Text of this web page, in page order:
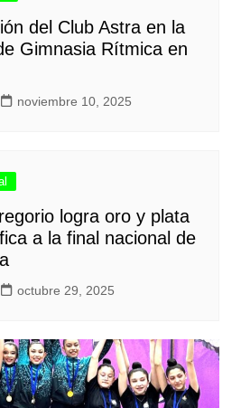
del Club Astra en la
Gimnasia Rítmica en
noviembre 10, 2025
logra oro y plata
a la final nacional de
octubre 29, 2025